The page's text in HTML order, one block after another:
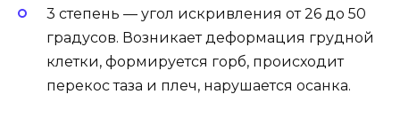
3 степень — угол искривления от 26 до 50
градусов. Возникает деформация грудной
клетки, формируется горб, происходит
перекос таза и плеч, нарушается осанка.